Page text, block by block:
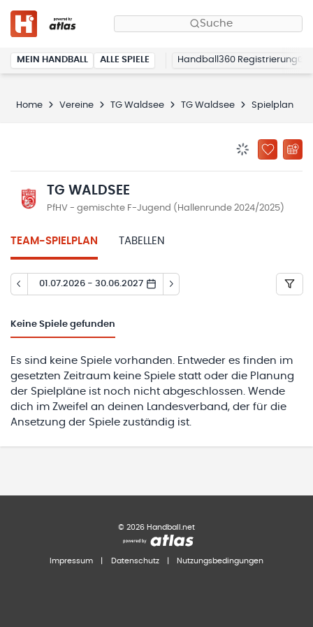
Suche
MEIN HANDBALL ALLE SPIELE Handball360 Registrierung
Home Vereine TG Waldsee TG Waldsee Spielplan
ZU
TG WALDSEE
PfHV - gemischte F-Jugend (Hallenrunde 2024/2025)
TEAM-SPIELPLAN TABELLEN
01.07.2026 - 30.06.2027
Keine Spiele gefunden
Es sind keine Spiele vorhanden. Entweder es finden im
gesetzten Zeitraum keine Spiele statt oder die Planung
der Spielpläne ist noch nicht abgeschlossen. Wende
dich im Zweifel an deinen Landesverband, der für die
Ansetzung der Spiele zuständig ist.
© 2026 Handball.net
Impressum Datenschutz Nutzungsbedingungen